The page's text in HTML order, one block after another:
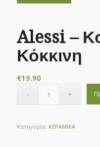
Alessi –
Κόκκινη
€19.90
Κατηγορία: ΚΕΡΑΜΙΚΑ